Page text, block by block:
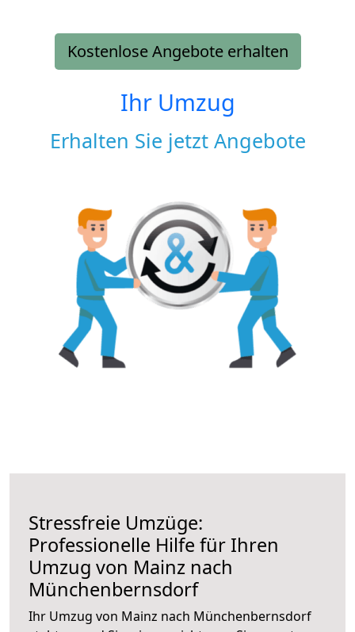
Kostenlose Angebote erhalten
Ihr Umzug
Erhalten Sie jetzt Angebote
Stressfreie Umzüge:
Professionelle Hilfe für Ihren
Umzug von Mainz nach
Münchenbernsdorf
Ihr Umzug von Mainz nach Münchenbernsdorf